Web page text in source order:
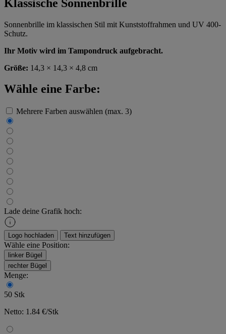
Klassische Sonnenbrille
Sonnenbrille im klassischen Stil mit Kunststoffrahmen und UV 400-
Schutz.
Ihr Motiv wird im Tampondruck aufgebracht.
Größe: 14,3 × 14,3 × 4,8 cm
Wähle eine Farbe:
Mehrere Farben auswählen (max. 3)
Lade deine Grafik hoch:
Logo hochladen Text hinzufügen
Wähle eine Position:
linker Bügel
rechter Bügel
Menge:
50 Stk
Netto: 1.84 €/Stk